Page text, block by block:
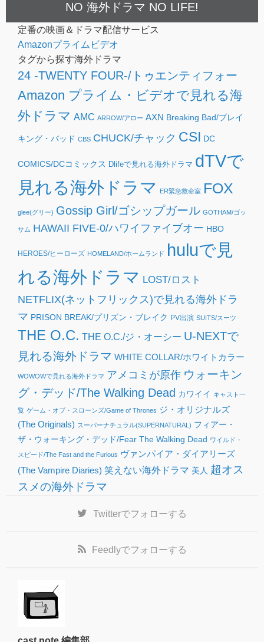
NO 海外ドラマ NO LIFE!
定番の映画＆ドラマ配信サービス
Amazonプライムビデオ
タグから探す海外ドラマ
24 -TWENTY FOUR-/トゥエンティフォー
Amazon プライム・ビデオで見れる海
外ドラマ AMC ARROW/アロー AXN Breaking Bad/ブレイ
キング・バッド CBS CHUCK/チャック CSI DC
COMICS/DCコミックス Dlifeで見れる海外ドラマ dTVで
見れる海外ドラマ
ER緊急救命室 FOX
glee(グリー) Gossip Girl/ゴシップガール GOTHAM/ゴッ
サム HAWAII FIVE-0/ハワイファイブオー HBO
HEROES/ヒーローズ HOMELAND/ホームランド huluで見
れる海外ドラマ LOST/ロスト
NETFLIX(ネットフリックス)で見れる海外ドラ
マ PRISON BREAK/プリズン・ブレイク PV出演 SUITS/スーツ
THE O.C. THE O.C./ジ・オーシー U-NEXTで
見れる海外ドラマ WHITE COLLAR/ホワイトカラー
WOWOWで見れる海外ドラマ アメコミが原作 ウォーキン
グ・デッド/The Walking Dead カワイイ キャスト一
覧 ゲーム・オブ・スローンズ/Game of Thrones ジ・オリジナルズ
(The Originals) スーパーナチュラル(SUPERNATURAL) フィアー・
ザ・ウォーキング・デッド/Fear The Walking Dead ワイルド・
スピード/The Fast and the Furious ヴァンパイア・ダイアリーズ
(The Vampire Diaries) 笑えない海外ドラマ 美人 超オス
スメの海外ドラマ
Twitterでフォローする
Feedlyでフォローする